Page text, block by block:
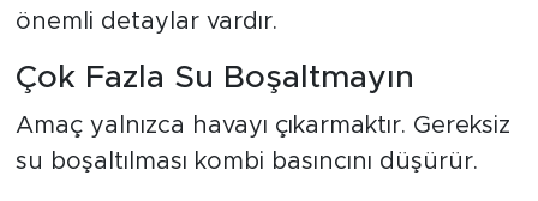
önemli detaylar vardır.
Çok Fazla Su Boşaltmayın
Amaç yalnızca havayı çıkarmaktır. Gereksiz
su boşaltılması kombi basıncını düşürür.